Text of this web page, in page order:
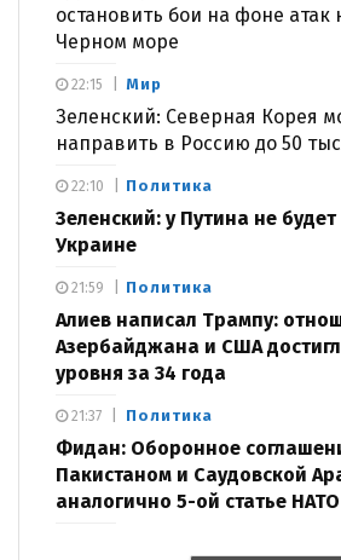
остановить бои на фоне атак
Черном море
Мир
Зеленский: Северная Корея
направить в Россию до 50
22:15
Политика
Зеленский: у Путина не
Украине
22:10
Политика
Алиев написал Трампу:
Азербайджана и США
уровня за 34 года
21:59
Политика
Фидан: Оборонное
Пакистаном и Саудовской
аналогично 5-ой статье НАТО
21:37